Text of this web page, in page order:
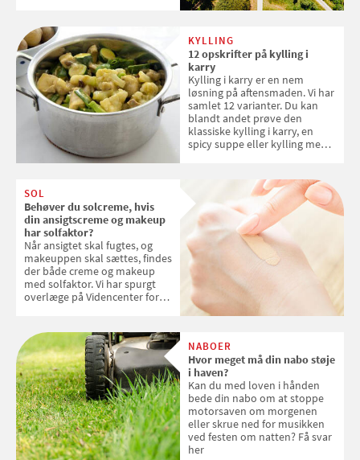
KYLLING
12 opskrifter på kylling i
karry
Kylling i karry er en nem
løsning på aftensmaden. Vi har
samlet 12 varianter. Du kan
blandt andet prøve den
klassiske kylling i karry, en
spicy suppe eller kylling med
SOL
Behøver du solcreme, hvis
din ansigtscreme og makeup
har solfaktor?
Når ansigtet skal fugtes, og
makeuppen skal sættes, findes
der både creme og makeup
med solfaktor. Vi har spurgt
overlæge på Videncenter for
med SPF kan erstatte
solcreme, når man bevæger
sig ud i solen
NABOER
Hvor meget må din nabo støje
i haven?
Kan du med loven i hånden
bede din nabo om at stoppe
motorsaven om morgenen
eller skrue ned for musikken
ved festen om natten? Få svar
her